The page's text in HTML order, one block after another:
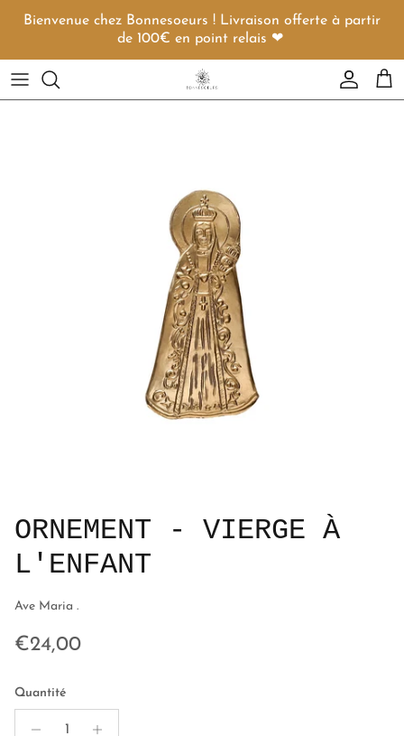
Bienvenue chez Bonnesoeurs ! Livraison offerte à partir
de 100€ en point relais ❤︎
Compte
ORNEMENT - VIERGE À
L'ENFANT
Ave Maria .
Prix habituel
€24,00
Quantité